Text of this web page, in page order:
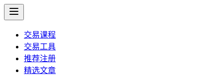
交易课程
交易工具
推荐注册
精选文章